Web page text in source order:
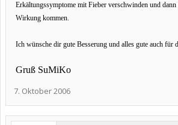
Erkältungssymptome mit Fieber verschwinden und
Wirkung kommen.
Ich wünsche dir gute Besserung und alles gute auch für
Gruß SuMiKo
7. Oktober 2006